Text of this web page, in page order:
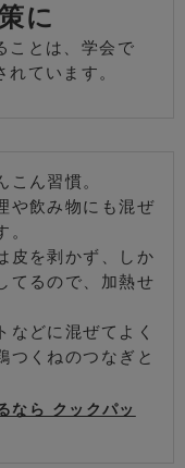
に
ことは、学会で
ています。
ん習慣。
や飲み物にも混ぜ
皮を剥かず、しか
てるので、加熱せ
などに混ぜてよく
つくねのつなぎと